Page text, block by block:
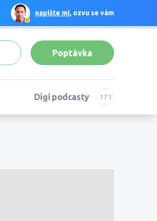
napište mi, ozvu se vám
Poptávka
Digi podcasty